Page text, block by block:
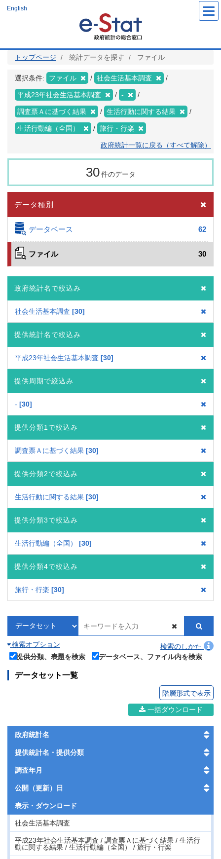
ツ
English
トップページ 統計データを探す ファイル
選択条件: ファイル 社会生活基本調査
平成23年社会生活基本調査 -
調査票Ａに基づく結果 生活行動に関する結果
生活行動編（全国） 旅行・行楽
政府統計一覧に戻る（すべて解除）
30 件のデータ
データ種別
データベース 62
ファイル 30
政府統計名で絞込み
社会生活基本調査 30
提供統計名で絞込み
平成23年社会生活基本調査 30
提供周期で絞込み
- 30
提供分類1で絞込み
調査票Ａに基づく結果 30
提供分類2で絞込み
生活行動に関する結果 30
提供分類3で絞込み
生活行動編（全国） 30
提供分類4で絞込み
旅行・行楽 30
検索オプション
検索のしかた
提供分類、表題を検索
データベース、ファイル内を検索
データセット一覧
階層形式で表示
一括ダウンロード
政府統計名
提供統計名・提供分類
調査年月
公開（更新）日
表示・ ダウンロード
社会生活基本調査
平成23年社会生活基本調査 / 調査票Ａに基づく結果 / 生活行
動に関する結果 / 生活行動編（全国） / 旅行・行楽